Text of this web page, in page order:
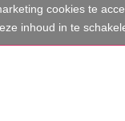
cookies te
inhoud in te